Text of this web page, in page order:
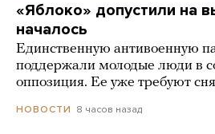
«Яблоко» допустили на
началось
Единственную антивоенную
поддержали молодые люди в
оппозиция. Ее уже требуют
НОВОСТИ 8 часов назад